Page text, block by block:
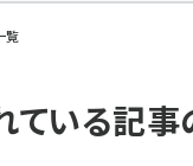
覧
いる記事